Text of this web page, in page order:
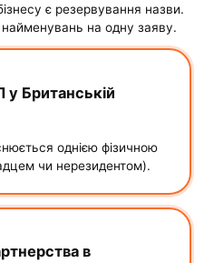
є резервування назви.
на одну заяву.
у Британській
однією фізичною
чи нерезидентом).
в